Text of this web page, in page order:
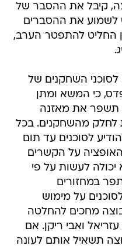
קיבל את ההסבר של
לשמוע את ההסברים
החליט להתפטר הערב,
השחקנים של
כי המשא ומתן
תשפר את מאזנה
לחלק מהשחקנים. בכל
לסוכנים עד תום
על הקשרים
לעשות על פי
במחזורים
על מימוש
מחכים להחלטה
ואבי ריקן. אם
תשאיל אותם לעונה